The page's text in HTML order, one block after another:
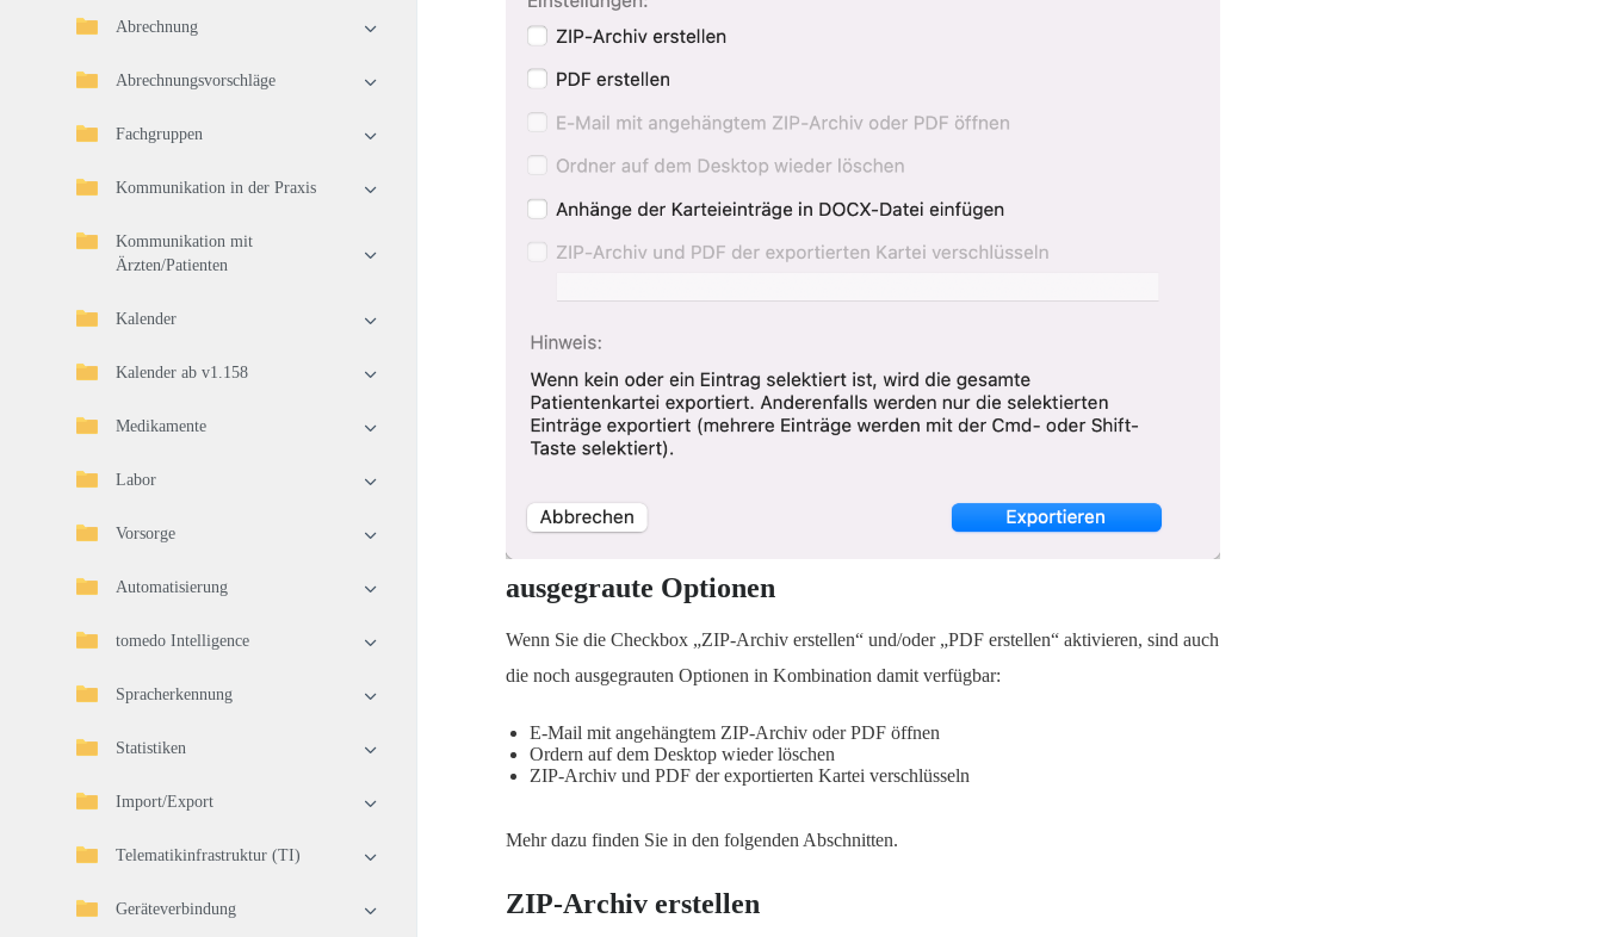
Abrechnung
Abrechnungsvorschläge
Fachgruppen
Kommunikation in der Praxis
Kommunikation mit
Ärzten/Patienten
Kalender
Kalender ab v1.158
Medikamente
Labor
Vorsorge
Automatisierung
tomedo Intelligence
Spracherkennung
Statistiken
Import/Export
Telematikinfrastruktur (TI)
Geräteverbindung
ausgegraute Optionen
Wenn Sie die Checkbox „ZIP-Archiv erstellen“ und/oder „PDF erstellen“ aktivieren, sind auch
die noch ausgegrauten Optionen in Kombination damit verfügbar:
E-Mail mit angehängtem ZIP-Archiv oder PDF öffnen
Ordern auf dem Desktop wieder löschen
ZIP-Archiv und PDF der exportierten Kartei verschlüsseln
Mehr dazu finden Sie in den folgenden Abschnitten.
ZIP-Archiv erstellen